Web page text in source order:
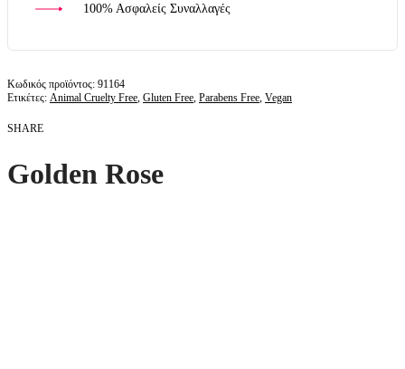
100% Ασφαλείς Συναλλαγές
91164
Ετικέτες: Animal Cruelty Free, Gluten Free, Parabens Free, Vegan
SHARE
Golden Rose